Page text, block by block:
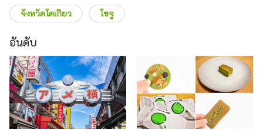
จังหวัดโตเกียว โชจู
อันดับ